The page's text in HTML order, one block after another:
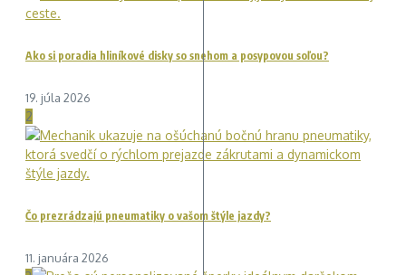
Ako si poradia hliníkové disky so snehom a posypovou soľou?
19. júla 2026
2
Čo prezrádzajú pneumatiky o vašom štýle jazdy?
11. januára 2026